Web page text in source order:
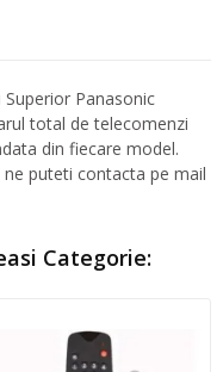
Panasonic
total de telecomenzi
din fiecare model.
puteti contacta pe mail
Categorie: